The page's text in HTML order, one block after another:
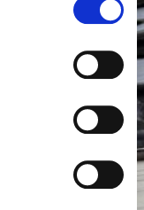
to the site in
that the
again.